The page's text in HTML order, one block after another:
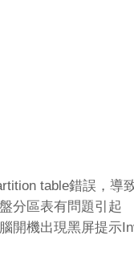
table錯誤，導
分區表有問題引起
開機出現黑屏提示